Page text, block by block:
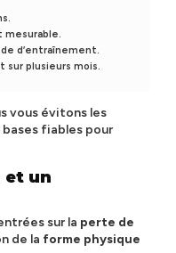
d’entraînement.
sur plusieurs mois.
vous évitons les
fiables pour
et un
sur la perte de
de la forme physique